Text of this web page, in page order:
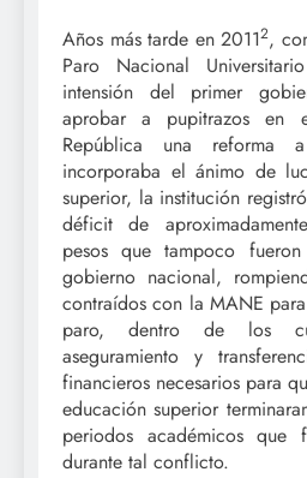
Años más tarde en 20112,
Paro Nacional
intensión del primer
aprobar a pupitrazos en
República una
incorporaba el ánimo de
superior, la institución
déficit de
pesos que tampoco
gobierno nacional,
contraídos con la MANE
paro, dentro de los
aseguramiento y
financieros necesarios para
educación superior
periodos académicos que
durante tal conflicto.